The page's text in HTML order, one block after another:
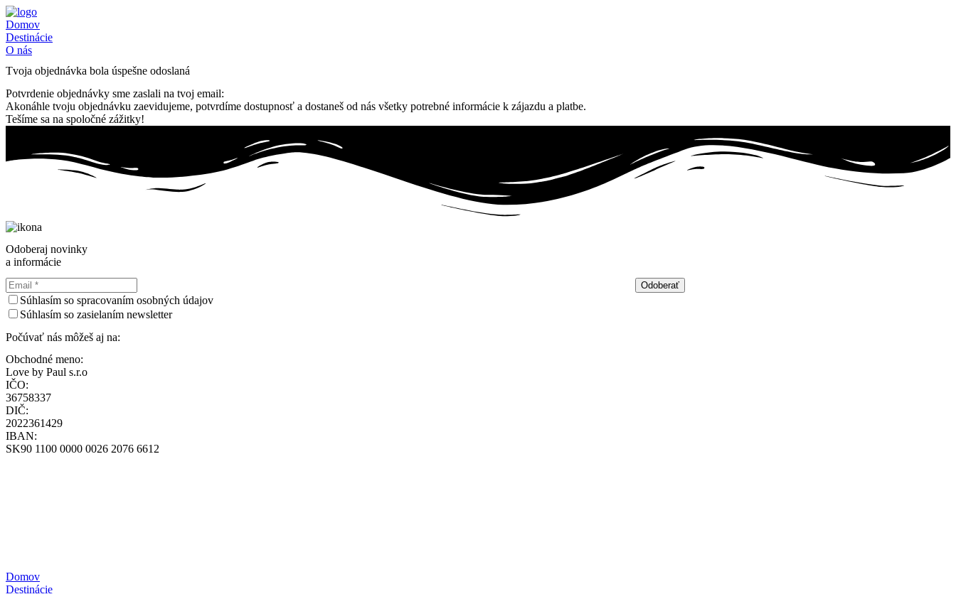
Preskočiť
na
obsah
Domov
Destinácie
O nás
Tvoja objednávka bola úspešne odoslaná
Potvrdenie objednávky sme zaslali na tvoj email:
Akonáhle tvoju objednávku zaevidujeme, potvrdíme dostupnosť a dostaneš od nás všetky potrebné informácie k zájazdu a platbe.
Tešíme sa na spoločné zážitky!
Odoberaj novinky
a informácie
Odoberať
Súhlasím so spracovaním osobných údajov
Súhlasím so zasielaním newsletter
Počúvať nás môžeš aj na:
Obchodné meno:
Love by Paul s.r.o
IČO:
36758337
DIČ:
2022361429
IBAN:
SK90 1100 0000 0026 2076 6612
Domov
Destinácie